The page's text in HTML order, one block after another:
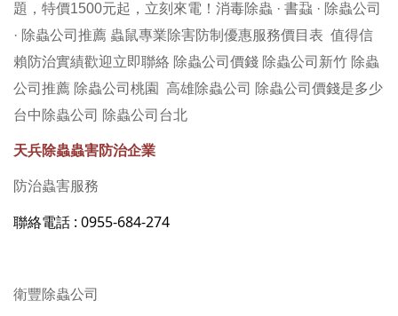
題，特價1500元起，立刻來電！消毒除蟲 · 書蝨 · 除蟲公司
· 除蟲公司推薦 蟲鼠專業除害防制優惠服務價目表 值得信
賴防治實績歡迎立即聯絡 除蟲公司價錢 除蟲公司新竹 除蟲
公司推薦 除蟲公司桃園 高雄除蟲公司 除蟲公司價錢是多少
台中除蟲公司 除蟲公司台北
天兵除蟲蟲害防治企業
防治蟲害服務
聯絡電話 : 0955-684-274
衛豐除蟲公司